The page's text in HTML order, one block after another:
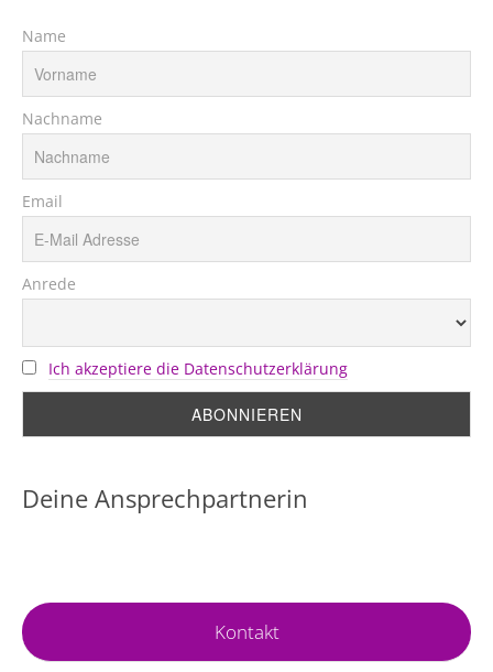
Name
Nachname
Email
Anrede
Ich akzeptiere die Datenschutzerklärung
Deine Ansprechpartnerin
Kontakt